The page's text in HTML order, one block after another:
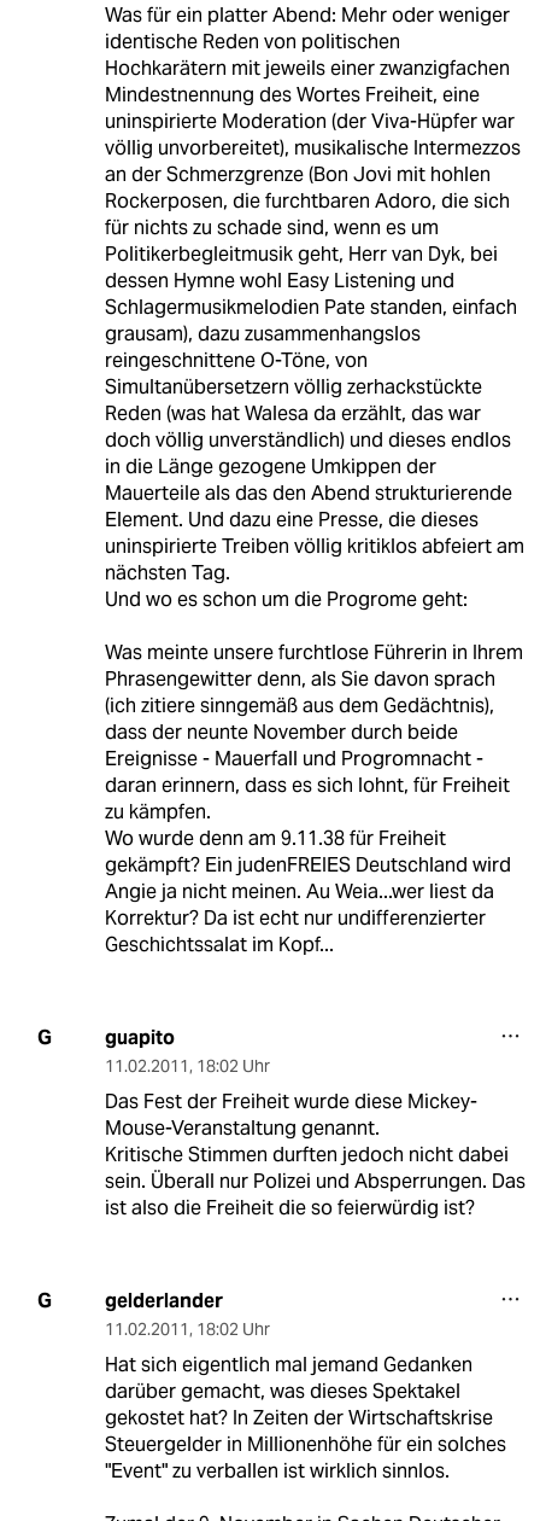
Was für ein platter Abend: Mehr oder weniger
identische Reden von politischen
Hochkarätern mit jeweils einer zwanzigfachen
Mindestnennung des Wortes Freiheit, eine
uninspirierte Moderation (der Viva-Hüpfer war
völlig unvorbereitet), musikalische Intermezzos
an der Schmerzgrenze (Bon Jovi mit hohlen
Rockerposen, die furchtbaren Adoro, die sich
für nichts zu schade sind, wenn es um
Politikerbegleitmusik geht, Herr van Dyk, bei
dessen Hymne wohl Easy Listening und
Schlagermusikmelodien Pate standen, einfach
grausam), dazu zusammenhangslos
reingeschnittene O-Töne, von
Simultanübersetzern völlig zerhackstückte
Reden (was hat Walesa da erzählt, das war
doch völlig unverständlich) und dieses endlos
in die Länge gezogene Umkippen der
Mauerteile als das den Abend strukturierende
Element. Und dazu eine Presse, die dieses
uninspirierte Treiben völlig kritiklos abfeiert am
nächsten Tag.
Und wo es schon um die Progrome geht:
Was meinte unsere furchtlose Führerin in Ihrem
Phrasengewitter denn, als Sie davon sprach
(ich zitiere sinngemäß aus dem Gedächtnis),
dass der neunte November durch beide
Ereignisse - Mauerfall und Progromnacht -
daran erinnern, dass es sich lohnt, für Freiheit
zu kämpfen.
Wo wurde denn am 9.11.38 für Freiheit
gekämpft? Ein judenFREIES Deutschland wird
Angie ja nicht meinen. Au Weia...wer liest da
Korrektur? Da ist echt nur undifferenzierter
Geschichtssalat im Kopf...
G guapito
11.02.2011, 18:02 Uhr
Das Fest der Freiheit wurde diese Mickey-
Mouse-Veranstaltung genannt.
Kritische Stimmen durften jedoch nicht dabei
sein. Überall nur Polizei und Absperrungen. Das
ist also die Freiheit die so feierwürdig ist?
G gelderlander
11.02.2011, 18:02 Uhr
Hat sich eigentlich mal jemand Gedanken
darüber gemacht, was dieses Spektakel
gekostet hat? In Zeiten der Wirtschaftskrise
Steuergelder in Millionenhöhe für ein solches
"Event" zu verballen ist wirklich sinnlos.